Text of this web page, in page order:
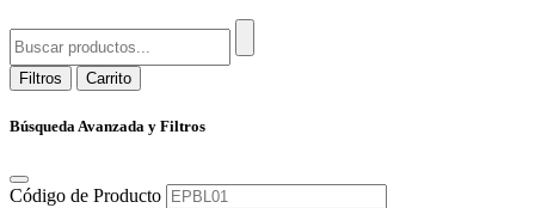
Filtros Carrito
Búsqueda Avanzada y Filtros
Código de Producto